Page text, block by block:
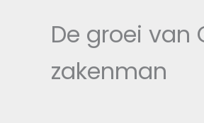
De groei van
zakenman